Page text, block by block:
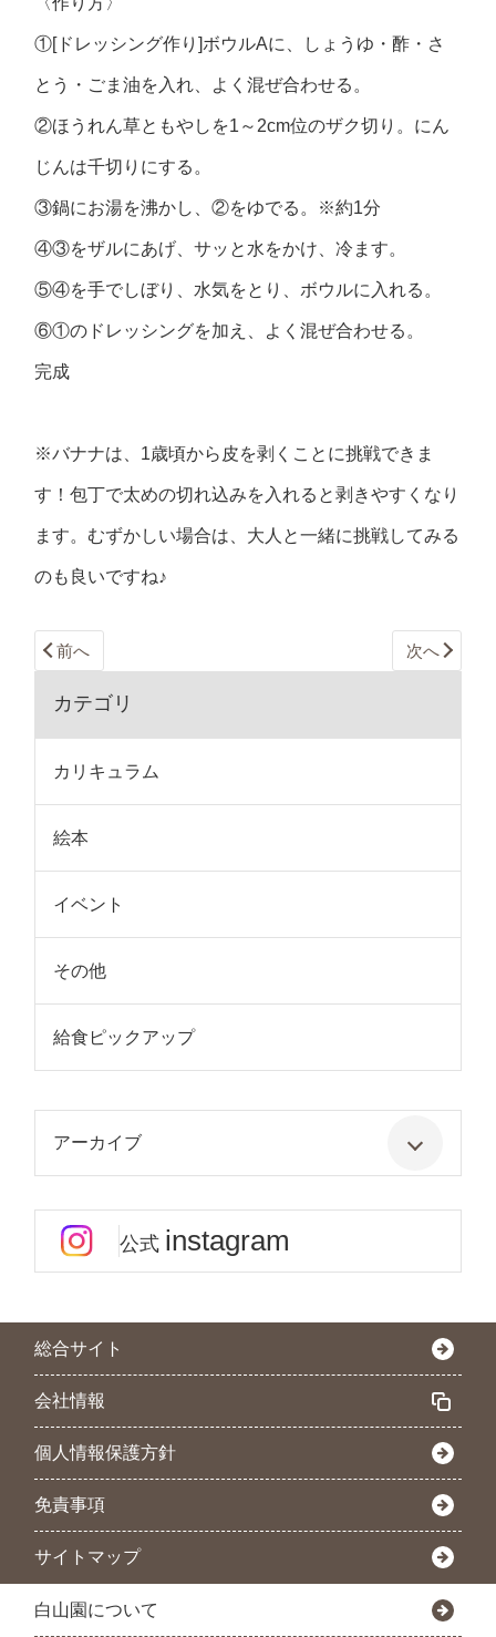
①[ドレッシング作り]ボウルAに、しょうゆ・酢・さ
とう・ごま油を入れ、よく混ぜ合わせる。
②ほうれん草ともやしを1～2cm位のザク切り。にん
じんは千切りにする。
③鍋にお湯を沸かし、②をゆでる。※約1分
④③をザルにあげ、サッと水をかけ、冷ます。
⑤④を手でしぼり、水気をとり、ボウルに入れる。
⑥①のドレッシングを加え、よく混ぜ合わせる。
完成
※バナナは、1歳頃から皮を剥くことに挑戦できま
す！包丁で太めの切れ込みを入れると剥きやすくなり
ます。むずかしい場合は、大人と一緒に挑戦してみる
のも良いですね♪
前へ 次へ
カテゴリ
カリキュラム
絵本
イベント
その他
給食ピックアップ
アーカイブ
公式 instagram
総合サイト
会社情報
個人情報保護方針
免責事項
サイトマップ
白山園について